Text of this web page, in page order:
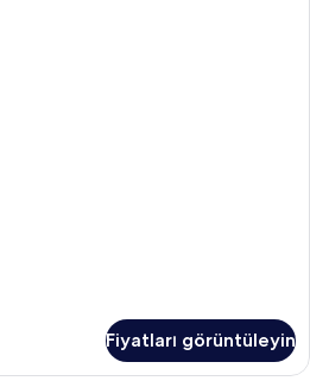
Fiyatları görüntüleyin